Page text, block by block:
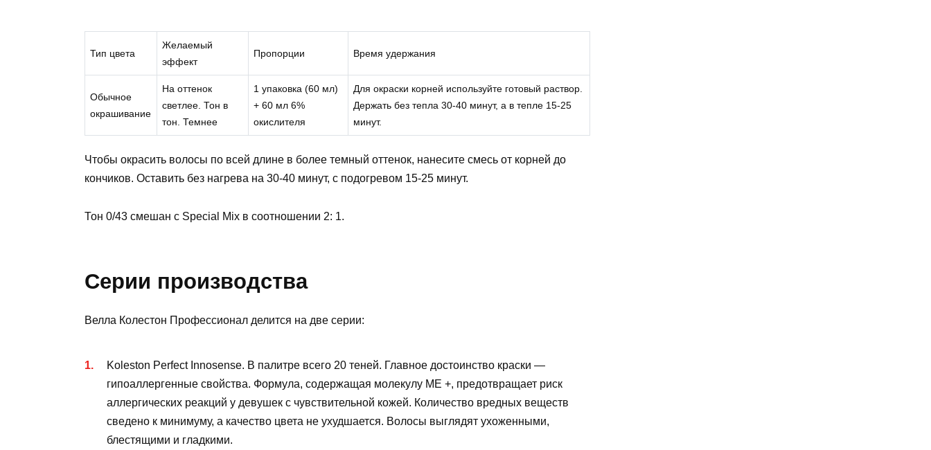
Тип цвета
Желаемый
эффект
Пропорции Время удержания
Обычное
окрашивание
На оттенок
светлее. Тон в
тон. Темнее
1 упаковка (60 мл)
+ 60 мл 6%
окислителя
Для окраски корней используйте готовый раствор.
Держать без тепла 30-40 минут, а в тепле 15-25
минут.
Чтобы окрасить волосы по всей длине в более темный оттенок, нанесите смесь от корней до
кончиков. Оставить без нагрева на 30-40 минут, с подогревом 15-25 минут.
Тон 0/43 смешан с Special Mix в соотношении 2: 1.
Серии производства
Велла Колестон Профессионал делится на две серии:
Koleston Perfect Innosense. В палитре всего 20 теней. Главное достоинство краски —
гипоаллергенные свойства. Формула, содержащая молекулу ME +, предотвращает риск
аллергических реакций у девушек с чувствительной кожей. Количество вредных веществ
сведено к минимуму, а качество цвета не ухудшается. Волосы выглядят ухоженными,
блестящими и гладкими.